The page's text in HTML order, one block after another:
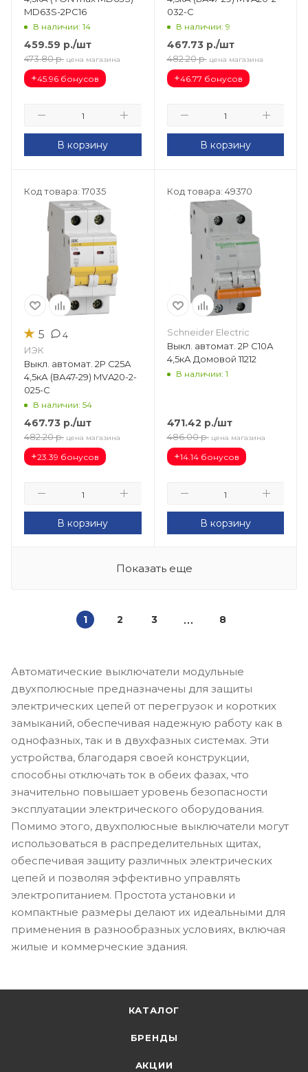
MD63S-2PC16
В наличии: 14
459.59 р./шт
473.80 р. цена магазина
+45.96 бонусов
В корзину
032-C
В наличии: 9
467.73р./шт
482.20 р. цена магазина
+46.77 бонусов
В корзину
Код товара: 17035
★ 5 4
ИЭК
Выкл. автомат. 2Р С25А
4,5кА (ВА47-29) MVA20-2-
025-C
В наличии: 54
467.73 р./шт
482.20 р. цена магазина
+23.39 бонусов
В корзину
Код товара: 49370
Schneider Electric
Выкл. автомат. 2Р С10А
4,5кА Домовой 11212
В наличии: 1
471.42 р./шт
486.00 р. цена магазина
+14.14 бонусов
В корзину
Показать еще
1 2 3 8
Автоматические выключатели модульные
двухполюсные предназначены для защиты
электрических цепей от перегрузок и коротких
замыканий, обеспечивая надежную работу как в
однофазных, так и в двухфазных системах. Эти
устройства, благодаря своей конструкции,
способны отключать ток в обеих фазах, что
значительно повышает уровень безопасности
эксплуатации электрического оборудования.
Помимо этого, двухполюсные выключатели могут
использоваться в распределительных щитах,
обеспечивая защиту различных электрических
цепей и позволяя эффективно управлять
электропитанием. Простота установки и
компактные размеры делают их идеальными для
применения в разнообразных условиях, включая
жилые и коммерческие здания.
КАТАЛОГ
БРЕНДЫ
АКЦИИ